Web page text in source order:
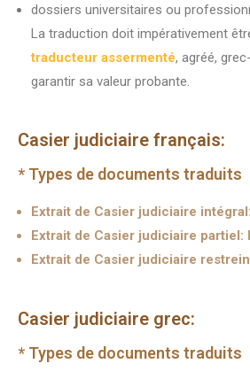
dossiers universitaires ou
La traduction doit impérativement
traducteur assermenté, agréé,
garantir sa valeur probante.
Casier judiciaire français:
* Types de documents traduits
Extrait de Casier judiciaire
Extrait de Casier judiciaire partiel:
Extrait de Casier judiciaire
Casier judiciaire grec:
* Types de documents traduits